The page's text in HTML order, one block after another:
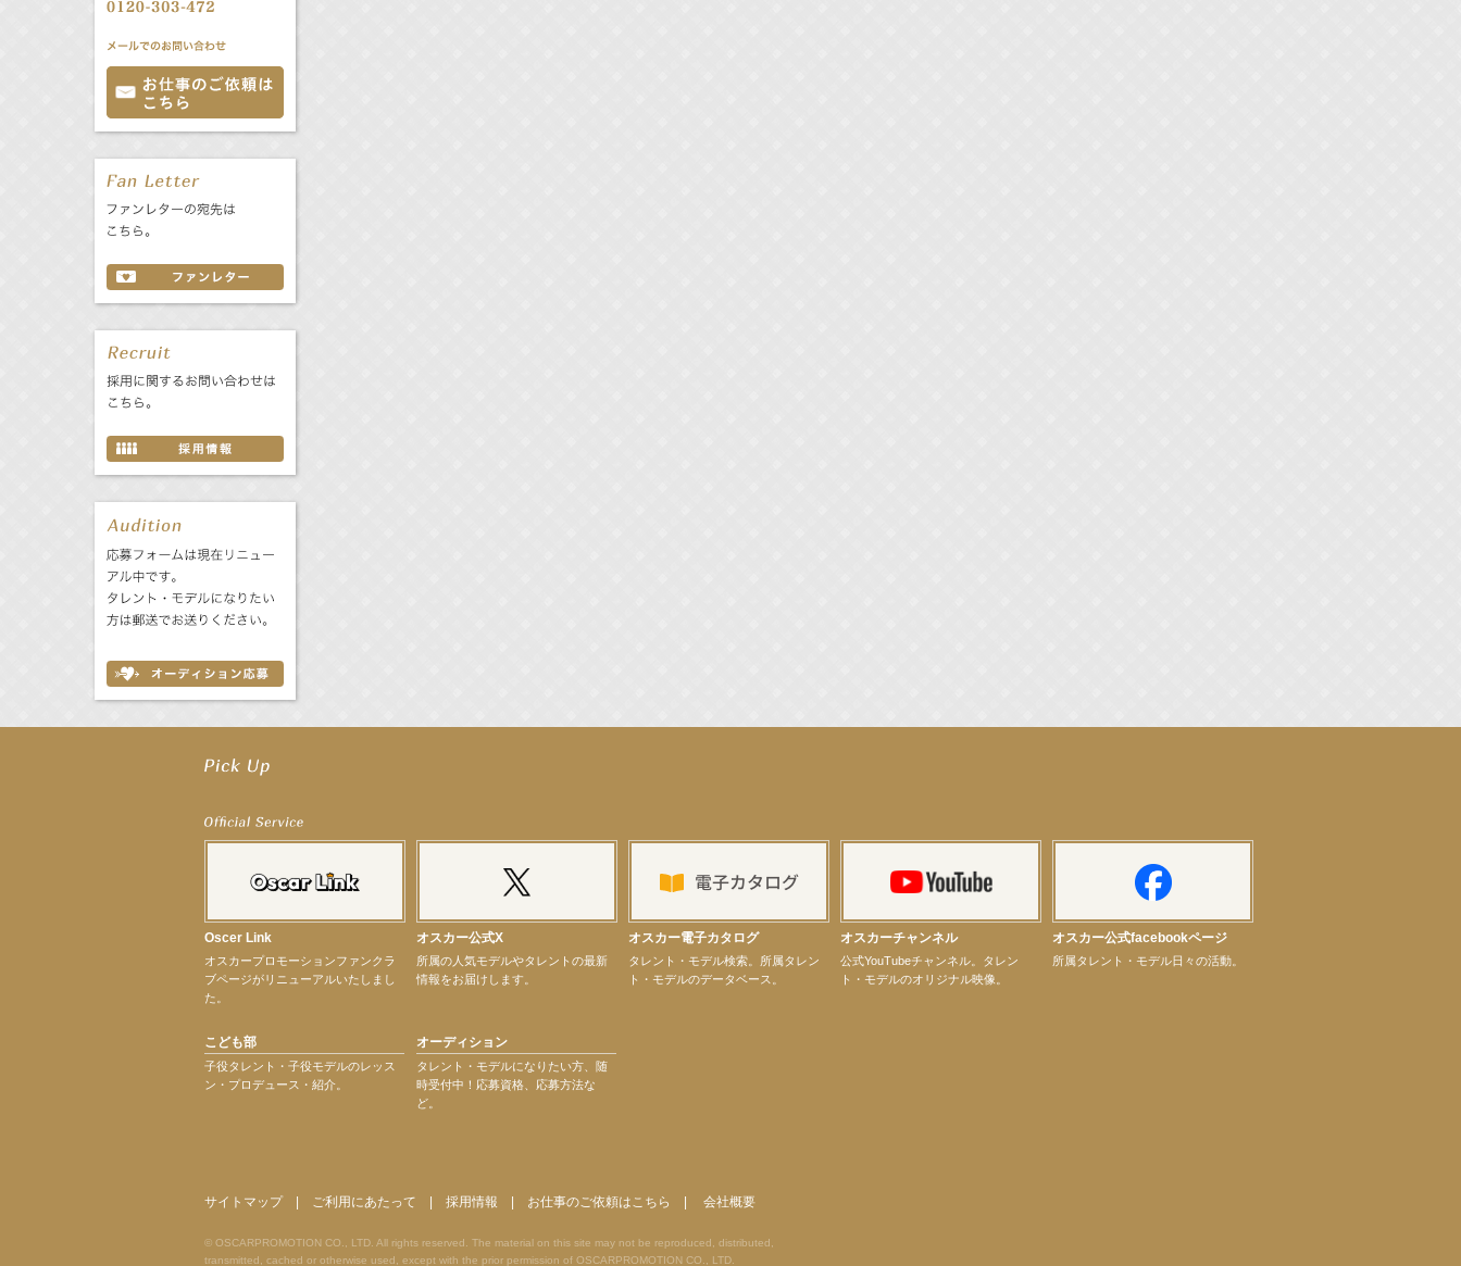
あ か
さ
た
な
は
ま
や
ら
わ
【武井咲】ENFÖLD 2026 PF/FW archetypeに登場！
【elfin’】7thシングル『全世界』がFMたいはくでO.A.決定♪
【elfin’】8月16日（日）「全世界」発売記念イベント決定！
【elfin’】7thシングル『全世界』がFM TANABEでO.A.決定♪
【昆虫ハンター牧田習】8月13日（木）プライムツリー赤池「ふれあい昆虫フェスティバル」トークショーゲスト出演！
【定本楓馬】WEB DIGVII 連載企画『東京23時』に登場！
【elfin’】7thシングル『全世界』がFMふくろうでパワープレイO.A.決定
【上戸彩】「サントリードリームマッチ2026」 始球式
【上戸彩】サントリー「−196」新CM出演！
【elfin’】【辻美優】8月28日（金）「辻美優(elfin’)グレイテスト・ショー」に出演決定！
【elfin’】9月27日（日）「Beauty Voice Theater Reboot Vol.3」開催決定！
【本田紗来】「Ray」9月号発売中！
【宇垣美里】「マンガ【推しの子】展‐星のキセキ‐」オープニングイベント
Oscer Link
オスカープロモーションファンクラ
ブページがリニューアルいたしまし
た。
オスカー公式X
所属の人気モデルやタレントの最新
情報をお届けします。
オスカー電子カタログ
タレント・モデル検索。所属タレン
ト・モデルのデータベース。
オスカーチャンネル
公式YouTubeチャンネル。タレン
ト・モデルのオリジナル映像。
オスカー公式facebookページ
所属タレント・モデル日々の活動。
こども部
子役タレント・子役モデルのレッス
ン・プロデュース・紹介。
オーディション
タレント・モデルになりたい方、随
時受付中！応募資格、応募方法な
ど。
サイトマップ| ご利用にあたって 採用情報 お仕事のご依頼はこちら 会社概要
© OSCARPROMOTION CO., LTD. All rights reserved. The material on this site may not be reproduced, distributed,
transmitted, cached or otherwise used, except with the prior permission of OSCARPROMOTION CO., LTD.